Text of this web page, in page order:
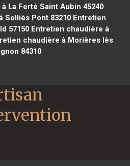
La Ferté Saint Aubin 45240
Solliès Pont 83210 Entretien
57150 Entretien chaudière à
chaudière à Morières lès
84310